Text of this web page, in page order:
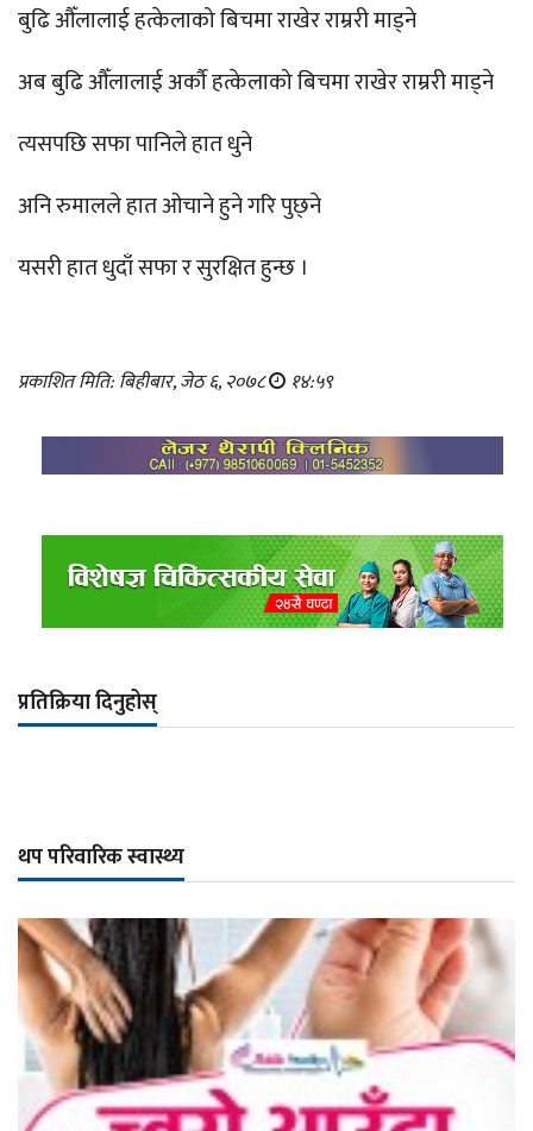
बुढि औँलालाई हत्केलाको बिचमा राखेर राम्ररी माड्ने
अब बुढि औँलालाई अर्कौ हत्केलाको बिचमा राखेर राम्ररी माड्ने
त्यसपछि सफा पानिले हात धुने
अनि रुमालले हात ओचाने हुने गरि पुछ्ने
यसरी हात धुदाँ सफा र सुरक्षित हुन्छ ।
प्रकाशित मिति: बिहीबार, जेठ ६, २०७८ १४:५९
प्रतिक्रिया दिनुहोस्
थप परिवारिक स्वास्थ्य